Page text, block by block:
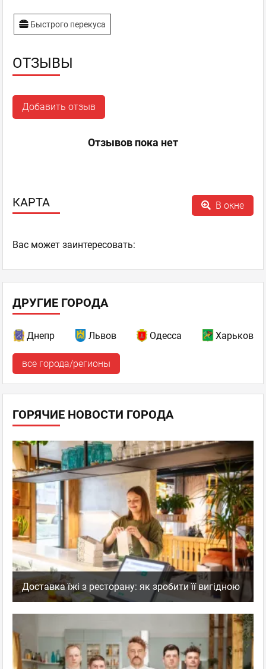
Быстрого перекуса
ОТЗЫВЫ
Добавить отзыв
Отзывов пока нет
КАРТА В окне
Ваc может заинтересовать:
ДРУГИЕ ГОРОДА
Днепр Львов Одесса Харьков
все города/регионы
ГОРЯЧИЕ НОВОСТИ ГОРОДА
Доставка їжі з ресторану: як зробити її вигідною